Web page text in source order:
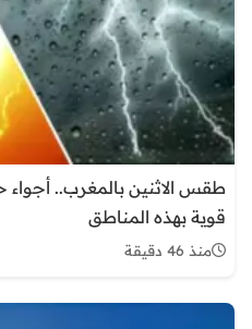
طقس الاثنين بالمغرب.. أجواء
قوية بهذه المناطق
منذ 46 دقيقة